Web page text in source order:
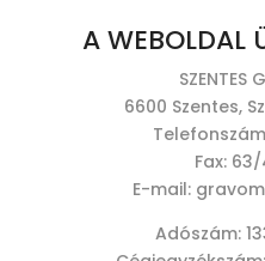
A WEBOLDAL
SZENTES
6600 Szentes,
Fax:
E-mail:
Adószám: